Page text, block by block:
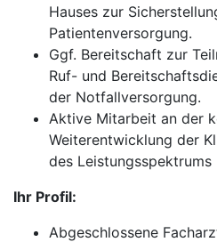
Hauses zur
Patientenversorgung.
Ggf. Bereitschaft zur
Ruf- und
der Notfallversorgung.
Aktive Mitarbeit an der
Weiterentwicklung der
des Leistungsspektrums
Ihr Profil:
Abgeschlossene